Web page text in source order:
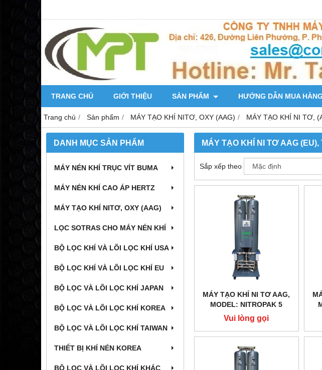
TRANG CHỦ GIỚI THIỆU SẢN PHẨM HƯỚNG DẪN MUA HÀNG
Trang chủ Sản phẩm MÁY TẠO KHÍ NITƠ, OXY (AAG) MÁY TẠO KHÍ NI TƠ,
DANH MỤC SẢN PHẨM
MÁY NÉN KHÍ TRỤC VÍT BUMA
MÁY NÉN KHÍ CAO ÁP HERTZ
MÁY TẠO KHÍ NITƠ, OXY (AAG)
LỌC SOTRAS CHO MÁY NÉN KHÍ
BỘ LỌC KHÍ VÀ LÕI LỌC KHÍ USA
BỘ LỌC KHÍ VÀ LÕI LỌC KHÍ EU
BỘ LỌC VÀ LÕI LỌC KHÍ JAPAN
BỘ LỌC VÀ LÕI LỌC KHÍ KOREA
BỘ LỌC VÀ LÕI LỌC KHÍ TAIWAN
THIẾT BỊ KHÍ NÉN KOREA
BỘ LỌC VÀ LÕI LỌC KHÍ KHÁC
MÁY TẠO KHÍ NI TƠ AAG (EU),
Sắp xếp theo
MÁY TẠO KHÍ NI TƠ AAG,
MODEL: NITROPAK 5
Vui lòng gọi